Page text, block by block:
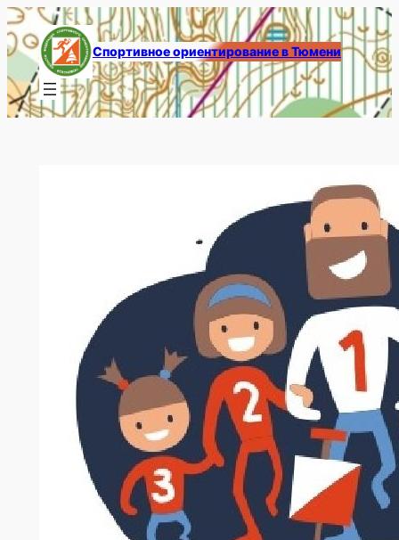
Перейти
к
содержимому
Спортивное ориентирование в Тюмени